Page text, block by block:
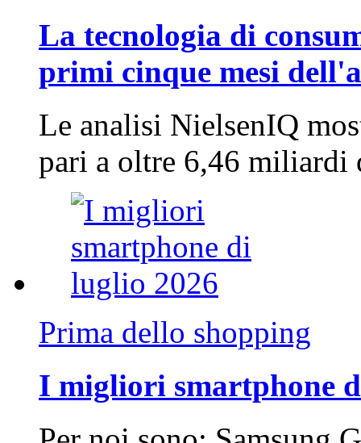
La tecnologia di
primi cinque mesi
Le analisi NielsenIQ
pari a oltre 6,46
Prima dello shopping
I migliori smartphone